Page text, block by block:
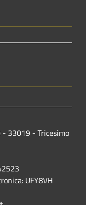
- 33019 - Tricesimo
UFY8VH